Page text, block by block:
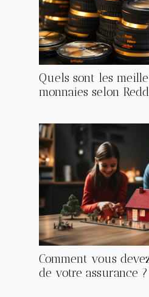
Quels sont les
monnaies selon
Comment vous
de votre assurance ?